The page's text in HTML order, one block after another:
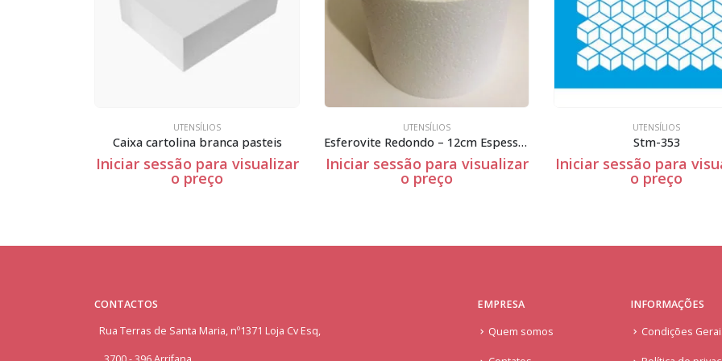
UTENSÍLIOS
Iniciar sessão para visualizar
o preço
UTENSÍLIOS
Stm-353
Iniciar sessão para visualizar
o preço
DIA DOS NAMORADOS,
St-061
Iniciar sessão para
o preço
CONTACTOS
Rua Terras de Santa Maria, nº1371 Loja Cv Esq,
EMPRESA
Quem somos
INFORMAÇÕES
Condições